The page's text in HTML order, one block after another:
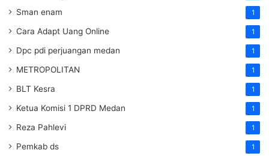
Sman enam 1
Cara Adapt Uang Online 1
Dpc pdi perjuangan medan 1
METROPOLITAN 1
BLT Kesra 1
Ketua Komisi 1 DPRD Medan 1
Reza Pahlevi 1
Pemkab ds 1